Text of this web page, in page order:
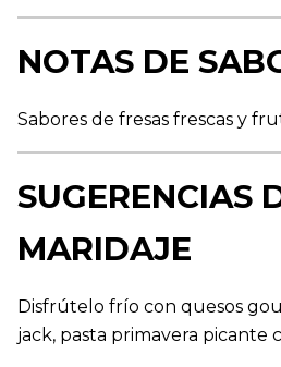
NOTAS DE
Sabores de fresas frescas y
SUGERENCIAS
MARIDAJE
Disfrútelo frío con quesos
jack, pasta primavera picante